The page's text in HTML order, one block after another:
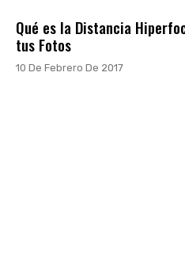
Qué es la Distancia
tus Fotos
10 De Febrero De 2017